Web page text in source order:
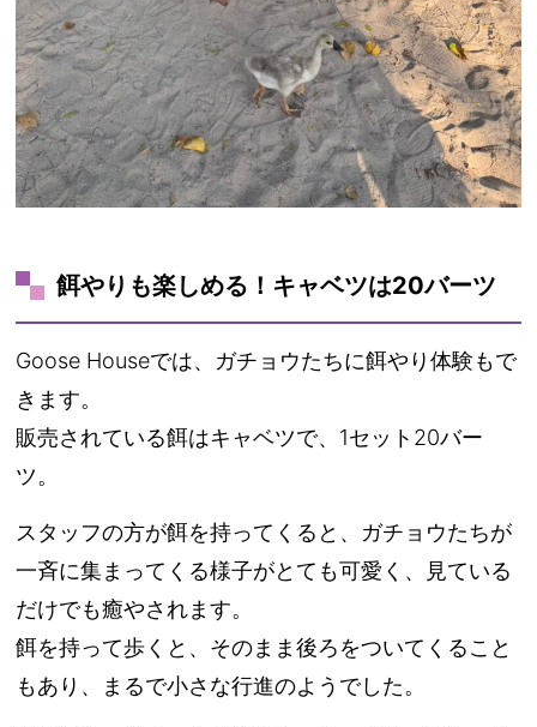
餌やりも楽しめる！キャベツは20バーツ
Goose Houseでは、ガチョウたちに餌やり体験もで
きます。
販売されている餌はキャベツで、1セット20バー
ツ。
スタッフの方が餌を持ってくると、ガチョウたちが
一斉に集まってくる様子がとても可愛く、見ている
だけでも癒やされます。
餌を持って歩くと、そのまま後ろをついてくること
もあり、まるで小さな行進のようでした。